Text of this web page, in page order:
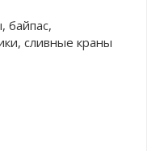
байпас,
сливные краны